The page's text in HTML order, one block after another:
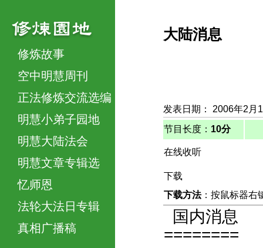
修炼故事
空中明慧周刊
正法修炼交流选编
明慧小弟子园地
明慧大陆法会
明慧文章专辑选
忆师恩
法轮大法日专辑
真相广播稿
大陆消息
发表日期： 2006年2月
节目长度： 10分
在线收听
下载
下载方法：按鼠标器右
国内消息
========